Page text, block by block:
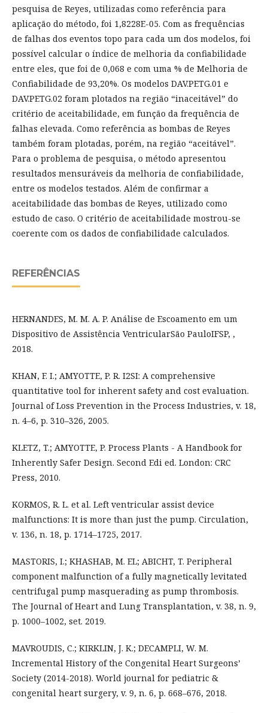
pesquisa de Reyes, utilizadas como referência para
aplicação do método, foi 1,8228E-05. Com as frequências
de falhas dos eventos topo para cada um dos modelos, foi
possível calcular o índice de melhoria da confiabilidade
entre eles, que foi de 0,068 e com uma % de Melhoria de
Confiabilidade de 93,20%. Os modelos DAV.PETG.01 e
DAV.PETG.02 foram plotados na região “inaceitável” do
critério de aceitabilidade, em função da frequência de
falhas elevada. Como referência as bombas de Reyes
também foram plotadas, porém, na região “aceitável”.
Para o problema de pesquisa, o método apresentou
resultados mensuráveis da melhoria de confiabilidade,
entre os modelos testados. Além de confirmar a
aceitabilidade das bombas de Reyes, utilizado como
estudo de caso. O critério de aceitabilidade mostrou-se
coerente com os dados de confiabilidade calculados.
REFERÊNCIAS
HERNANDES, M. M. A. P. Análise de Escoamento em um
Dispositivo de Assistência VentricularSão PauloIFSP, ,
2018.
KHAN, F. I.; AMYOTTE, P. R. I2SI: A comprehensive
quantitative tool for inherent safety and cost evaluation.
Journal of Loss Prevention in the Process Industries, v. 18,
n. 4–6, p. 310–326, 2005.
KLETZ, T.; AMYOTTE, P. Process Plants - A Handbook for
Inherently Safer Design. Second Edi ed. London: CRC
Press, 2010.
KORMOS, R. L. et al. Left ventricular assist device
malfunctions: It is more than just the pump. Circulation,
v. 136, n. 18, p. 1714–1725, 2017.
MASTORIS, I.; KHASHAB, M. EL; ABICHT, T. Peripheral
component malfunction of a fully magnetically levitated
centrifugal pump masquerading as pump thrombosis.
The Journal of Heart and Lung Transplantation, v. 38, n. 9,
p. 1000–1002, set. 2019.
MAVROUDIS, C.; KIRKLIN, J. K.; DECAMPLI, W. M.
Incremental History of the Congenital Heart Surgeons’
Society (2014-2018). World journal for pediatric &
congenital heart surgery, v. 9, n. 6, p. 668–676, 2018.